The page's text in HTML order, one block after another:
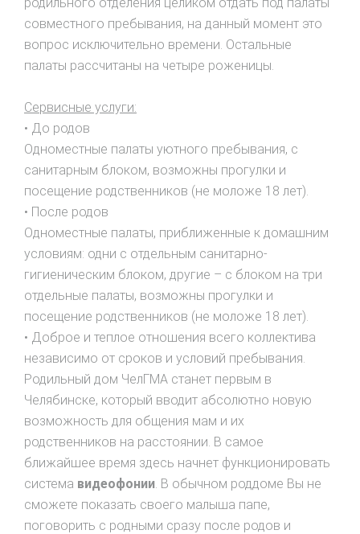
совместного пребывания, на данный момент это
вопрос исключительно времени. Остальные
палаты рассчитаны на четыре роженицы.
Сервисные услуги:
• До родов
Одноместные палаты уютного пребывания, с
санитарным блоком, возможны прогулки и
посещение родственников (не моложе 18 лет).
• После родов
Одноместные палаты, приближенные к домашним
условиям: одни с отдельным санитарно-
гигиеническим блоком, другие – с блоком на три
отдельные палаты, возможны прогулки и
посещение родственников (не моложе 18 лет).
• Доброе и теплое отношения всего коллектива
независимо от сроков и условий пребывания.
Родильный дом ЧелГМА станет первым в
Челябинске, который вводит абсолютно новую
возможность для общения мам и их
родственников на расстоянии. В самое
ближайшее время здесь начнет функционировать
система видеофонии . В обычном роддоме Вы не
сможете показать своего малыша папе,
поговорить с родными сразу после родов и